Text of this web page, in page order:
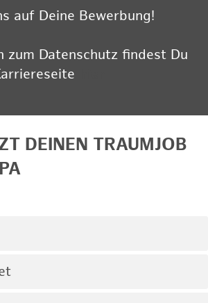
auf Deine Bewerbung!
zum Datenschutz findest Du
DEINEN TRAUMJOB